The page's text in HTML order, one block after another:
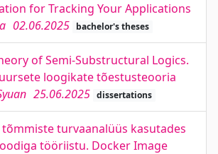
for Tracking Your Applications
02.06.2025 bachelor's theses
of Semi-Substructural Logics.
loogikate tõestusteooria
25.06.2025 dissertations
turvaanalüüs kasutades
tööriistu. Docker Image